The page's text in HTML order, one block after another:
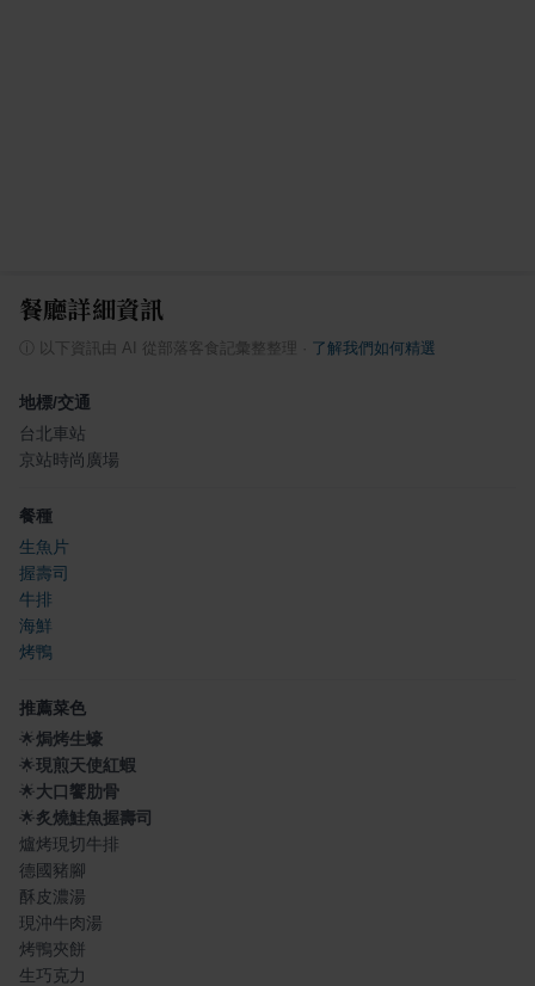
餐廳詳細資訊
ⓘ 以下資訊由 AI 從部落客食記彙整整理 了解我們如何精選
地標/交通
台北車站
京站時尚廣場
餐種
生魚片
握壽司
牛排
海鮮
烤鴨
推薦菜色
🌟焗烤生蠔
🌟現煎天使紅蝦
🌟大口饗肋骨
🌟炙燒鮭魚握壽司
爐烤現切牛排
德國豬腳
酥皮濃湯
現沖牛肉湯
烤鴨夾餅
生巧克力